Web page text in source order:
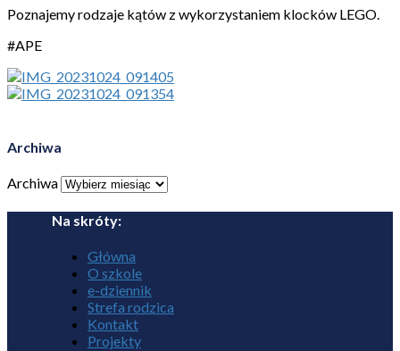
Poznajemy rodzaje kątów z wykorzystaniem klocków LEGO.
#APE
Archiwa
Archiwa
Na skróty:
Główna
O szkole
e-dziennik
Strefa rodzica
Kontakt
Projekty